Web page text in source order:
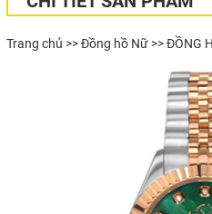
Trang chủ >>Đồng hồ Nữ>> ĐỒNG